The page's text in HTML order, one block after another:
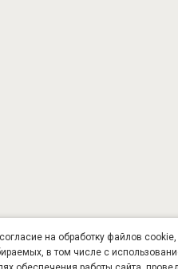
на обработку файлов cookie,
в том числе с